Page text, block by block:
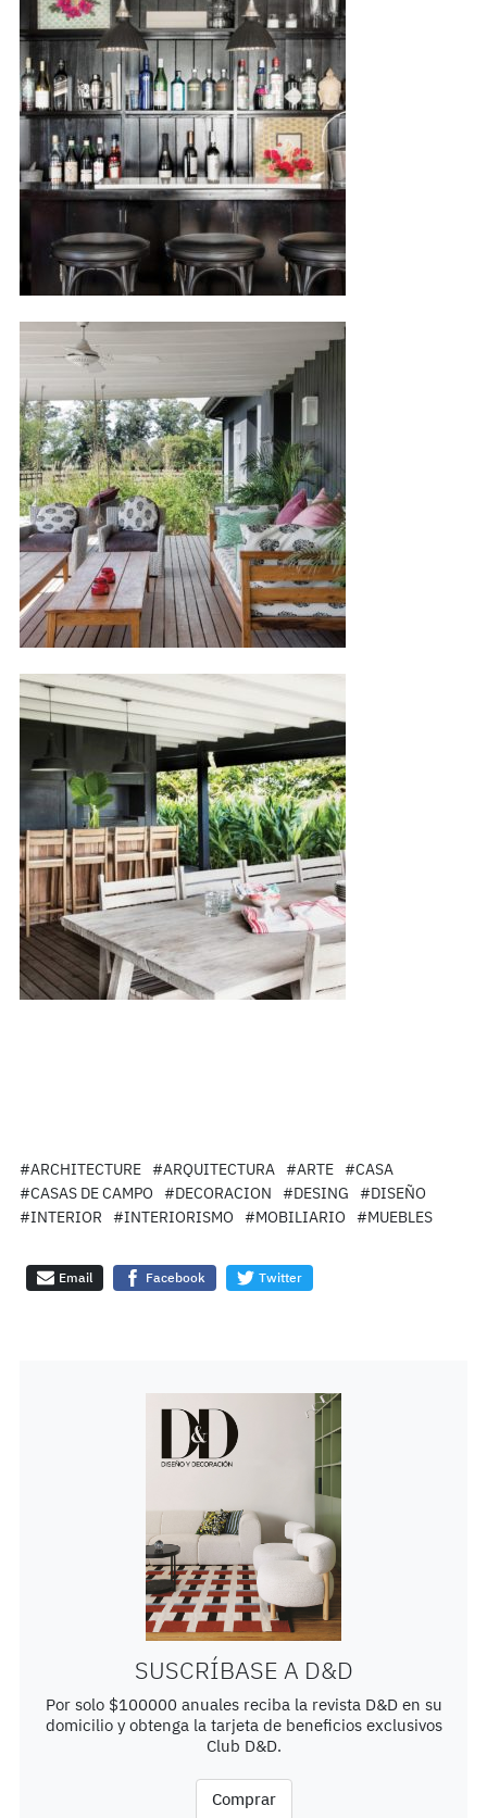
#ARCHITECTURE #ARQUITECTURA #ARTE
#CASA
#CASAS DE CAMPO
#DECORACION #DESING
#DISEÑO
#INTERIOR
#INTERIORISMO #MOBILIARIO #MUEBLES
Email Facebook Twitter
SUSCRÍBASE A D&D
Por solo $100000 anuales reciba la revista D&D en su
domicilio y obtenga la tarjeta de beneficios exclusivos
Club D&D.
Comprar